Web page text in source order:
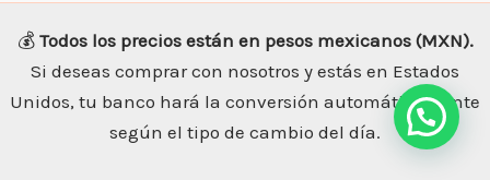
💰 Todos los precios están en pesos mexicanos (MXN).
Si deseas comprar con nosotros y estás en Estados
Unidos, tu banco hará la conversión automáticamente
según el tipo de cambio del día.